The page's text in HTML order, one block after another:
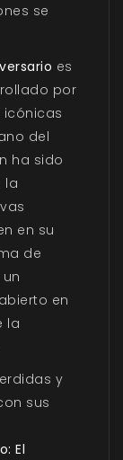
se
es
por
icónicas
del
ha sido
la
en su
de
en
la
y
sus
El